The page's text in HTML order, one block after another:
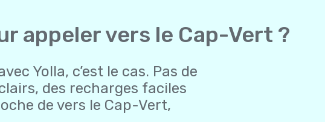
appeler vers le Cap-Vert ?
Yolla, c’est le cas. Pas de
des recharges faciles
de vers le Cap-Vert,